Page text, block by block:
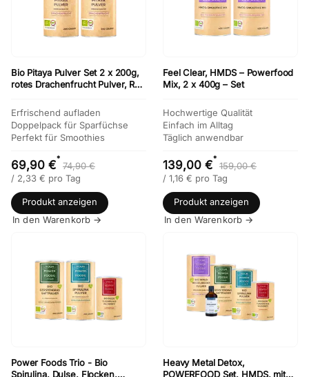
Bio Pitaya Pulver Set 2 x 200g,
rotes Drachenfrucht Pulver, Red
Erfrischend aufladen
Doppelpack für Sparfüchse
Perfekt für Smoothies
69,90 €*
74,90 €
/ 2,33 € pro Tag
Produkt anzeigen
In den Warenkorb →
Feel Clear, HMDS – Powerfood
Mix, 2 x 400g – Set
Hochwertige Qualität
Einfach im Alltag
Täglich anwendbar
139,00 €*
159,00 €
/ 1,16 € pro Tag
Produkt anzeigen
In den Warenkorb →
Power Foods Trio - Bio
Spirulina, Dulse, Flocken,
Heavy Metal Detox,
POWERFOOD Set, HMDS, mit